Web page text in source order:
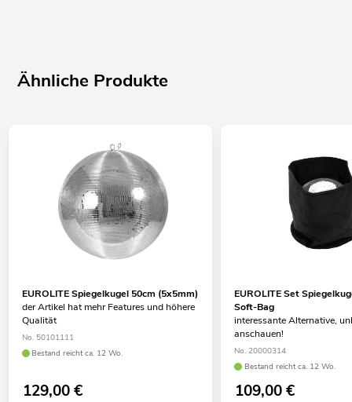
Ähnliche Produkte
EUROLITE Spiegelkugel 50cm (5x5mm)
der Artikel hat mehr Features und höhere
Qualität
No. 50101111
Bestand reicht ca. 12 Wo.
129,00€
EUROLITE Set
Soft-Bag
interessante Alternative,
anschauen!
No. 20000314
Bestand reicht ca. 12 Wo.
109,00€